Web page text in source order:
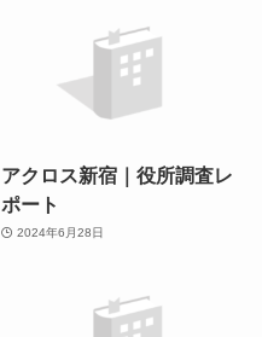
アクロス新宿｜役所調査レ
ポート
2024年6月28日